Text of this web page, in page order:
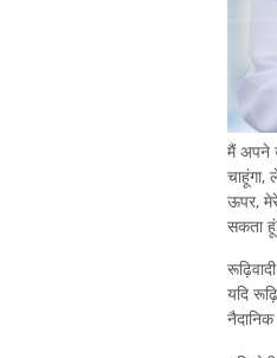
मैं अपने
चाहूंगा,
ऊपर,
सकता
यदि